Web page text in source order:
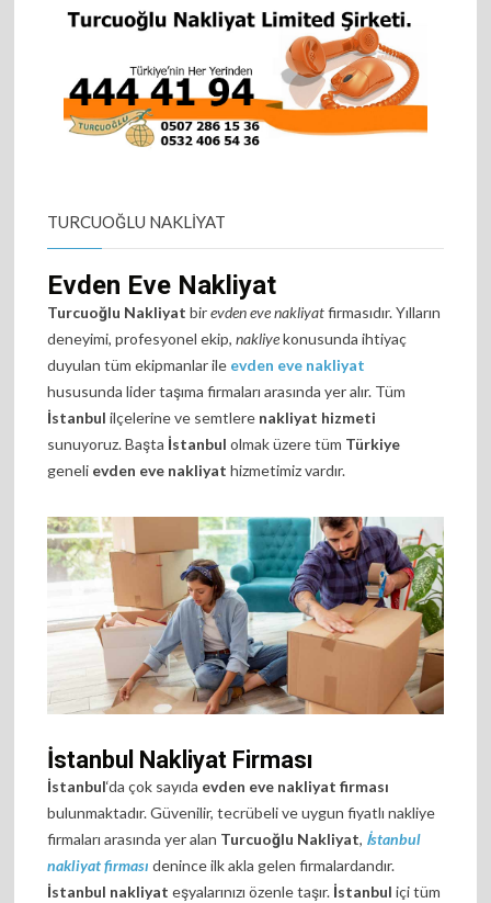
TURCUOĞLU NAKLIYAT
Evden Eve Nakliyat
Turcuoğlu Nakliyat birevden eve nakliyatfirmasıdır. Yılların
deneyimi, profesyonel ekip,nakliyekonusunda ihtiyaç
duyulan tüm ekipmanlar ile evden eve nakliyat
hususunda lider taşıma firmaları arasında yer alır. Tüm
İstanbul ilçelerine ve semtlere nakliyat hizmeti
sunuyoruz. Başta İstanbul olmak üzere tüm Türkiye
geneli evden eve nakliyat hizmetimiz vardır.
İstanbul Nakliyat Firması
İstanbul‘da çok sayıda evden eve nakliyat firması
bulunmaktadır. Güvenilir, tecrübeli ve uygun fiyatlı nakliye
firmaları arasında yer alan Turcuoğlu Nakliyat, İstanbul
nakliyat firması denince ilk akla gelen firmalardandır.
İstanbul nakliyat eşyalarınızı özenle taşır. İstanbul içi tüm